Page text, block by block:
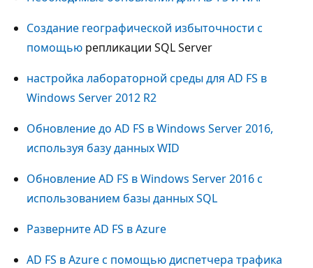
Создание географической избыточности с
помощью репликации SQL Server
настройка лабораторной среды для AD FS в
Windows Server 2012 R2
Обновление до AD FS в Windows Server 2016,
используя базу данных WID
Обновление AD FS в Windows Server 2016 с
использованием базы данных SQL
Разверните AD FS в Azure
AD FS в Azure с помощью диспетчера трафика